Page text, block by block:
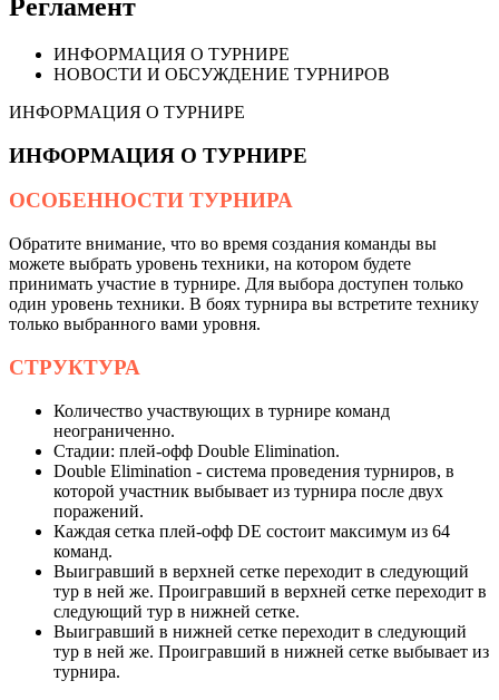
Регламент
ИНФОРМАЦИЯ О ТУРНИРЕ
НОВОСТИ И ОБСУЖДЕНИЕ ТУРНИРОВ
ИНФОРМАЦИЯ О ТУРНИРЕ
ИНФОРМАЦИЯ О ТУРНИРЕ
ОСОБЕННОСТИ ТУРНИРА
Обратите внимание, что во время создания команды вы
можете выбрать уровень техники, на котором будете
принимать участие в турнире. Для выбора доступен только
один уровень техники. В боях турнира вы встретите технику
только выбранного вами уровня.
СТРУКТУРА
Количество участвующих в турнире команд
неограниченно.
Стадии: плей-офф Double Elimination.
Double Elimination - система проведения турниров, в
которой участник выбывает из турнира после двух
поражений.
Каждая сетка плей-офф DE состоит максимум из 64
команд.
Выигравший в верхней сетке переходит в следующий
тур в ней же. Проигравший в верхней сетке переходит в
следующий тур в нижней сетке.
Выигравший в нижней сетке переходит в следующий
тур в ней же. Проигравший в нижней сетке выбывает из
турнира.